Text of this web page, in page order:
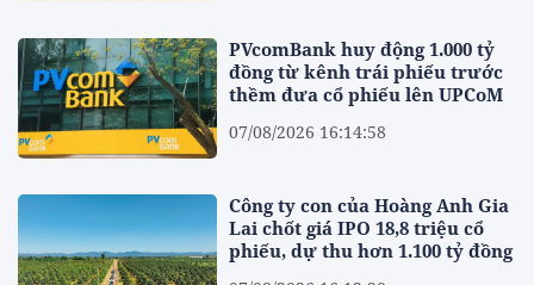
PVcomBank huy động 1.000 tỷ
đồng từ kênh trái phiếu trước
thềm đưa cổ phiếu lên UPCoM
07/08/2026 16:14:58
Công ty con của Hoàng Anh Gia
Lai chốt giá IPO 18,8 triệu cổ
phiếu, dự thu hơn 1.100 tỷ đồng